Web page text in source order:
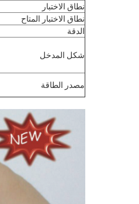
نطاق الاختبار
نطاق الاختبار المتاح
الدقة
شكل المدخل
مصدر الطاقة